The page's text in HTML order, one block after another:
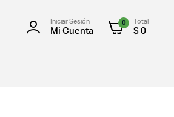
Iniciar Sesión
Mi Cuenta
0 Total
$ 0